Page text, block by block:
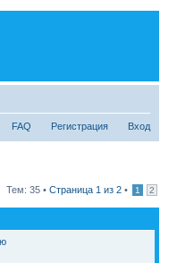
FAQ Регистрация Вход
Тем: 35 • Страница 1 из 2 • 1 2